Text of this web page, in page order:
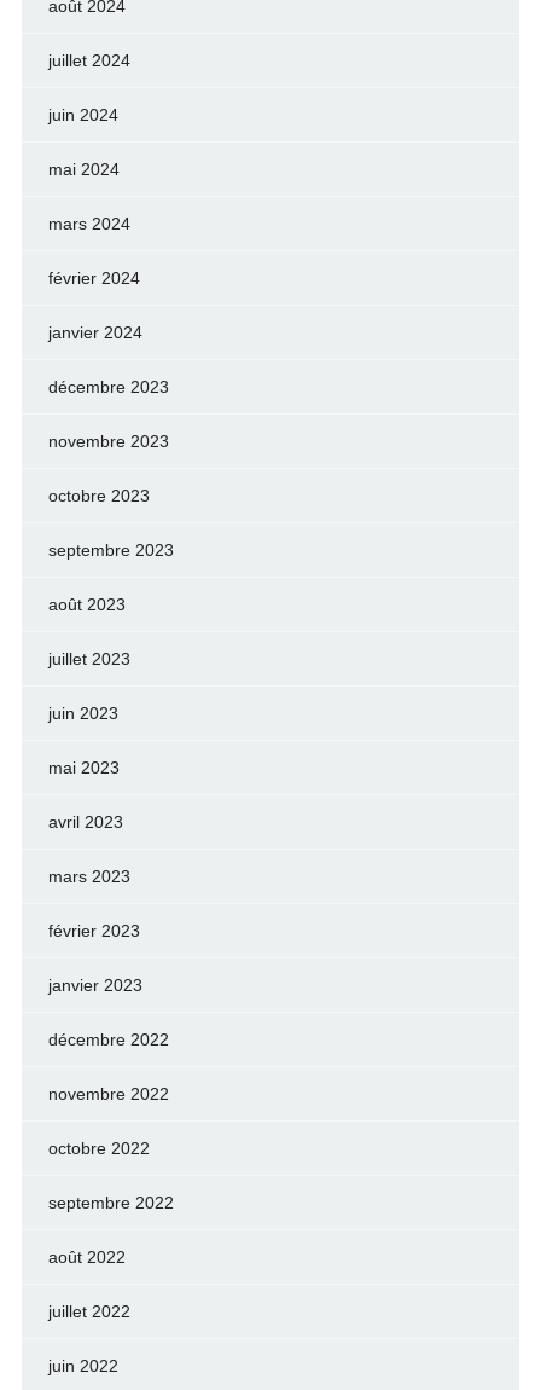
août 2024
juillet 2024
juin 2024
mai 2024
mars 2024
février 2024
janvier 2024
décembre 2023
novembre 2023
octobre 2023
septembre 2023
août 2023
juillet 2023
juin 2023
mai 2023
avril 2023
mars 2023
février 2023
janvier 2023
décembre 2022
novembre 2022
octobre 2022
septembre 2022
août 2022
juillet 2022
juin 2022